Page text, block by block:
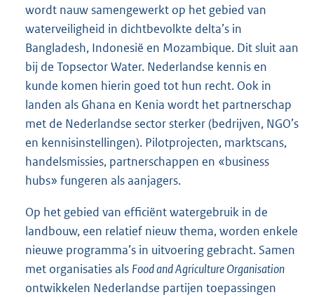
wordt nauw samengewerkt op het gebied van
waterveiligheid in dichtbevolkte delta’s in
Bangladesh, Indonesië en Mozambique. Dit sluit aan
bij de Topsector Water. Nederlandse kennis en
kunde komen hierin goed tot hun recht. Ook in
landen als Ghana en Kenia wordt het partnerschap
met de Nederlandse sector sterker (bedrijven, NGO’s
en kennisinstellingen). Pilotprojecten, marktscans,
handelsmissies, partnerschappen en «business
hubs» fungeren als aanjagers.
Op het gebied van efficiënt watergebruik in de
landbouw, een relatief nieuw thema, worden enkele
nieuwe programma’s in uitvoering gebracht. Samen
met organisaties als Food and Agriculture Organisation
ontwikkelen Nederlandse partijen toepassingen